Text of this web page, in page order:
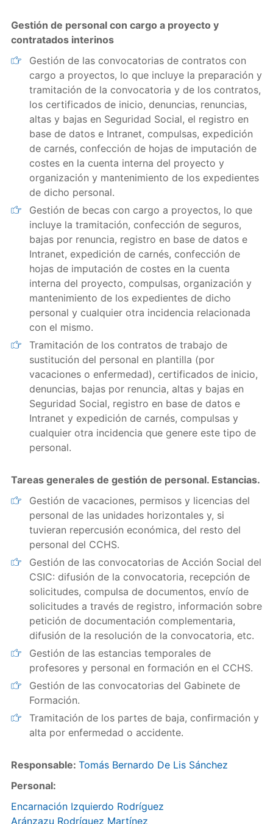
Gestión de personal con cargo a proyecto y
contratados interinos
Gestión de las convocatorias de contratos con
cargo a proyectos, lo que incluye la preparación y
tramitación de la convocatoria y de los contratos,
los certificados de inicio, denuncias, renuncias,
altas y bajas en Seguridad Social, el registro en
base de datos e Intranet, compulsas, expedición
de carnés, confección de hojas de imputación de
costes en la cuenta interna del proyecto y
organización y mantenimiento de los expedientes
de dicho personal.
Gestión de becas con cargo a proyectos, lo que
incluye la tramitación, confección de seguros,
bajas por renuncia, registro en base de datos e
Intranet, expedición de carnés, confección de
hojas de imputación de costes en la cuenta
interna del proyecto, compulsas, organización y
mantenimiento de los expedientes de dicho
personal y cualquier otra incidencia relacionada
con el mismo.
Tramitación de los contratos de trabajo de
sustitución del personal en plantilla (por
vacaciones o enfermedad), certificados de inicio,
denuncias, bajas por renuncia, altas y bajas en
Seguridad Social, registro en base de datos e
Intranet y expedición de carnés, compulsas y
cualquier otra incidencia que genere este tipo de
personal.
Tareas generales de gestión de personal. Estancias.
Gestión de vacaciones, permisos y licencias del
personal de las unidades horizontales y, si
tuvieran repercusión económica, del resto del
personal del CCHS.
Gestión de las convocatorias de Acción Social del
CSIC: difusión de la convocatoria, recepción de
solicitudes, compulsa de documentos, envío de
solicitudes a través de registro, información sobre
petición de documentación complementaria,
difusión de la resolución de la convocatoria, etc.
Gestión de las estancias temporales de
profesores y personal en formación en el CCHS.
Gestión de las convocatorias del Gabinete de
Formación.
Tramitación de los partes de baja, confirmación y
alta por enfermedad o accidente.
Responsable: Tomás Bernardo De Lis Sánchez
Personal:
Encarnación Izquierdo Rodríguez
Aránzazu Rodríguez Martínez